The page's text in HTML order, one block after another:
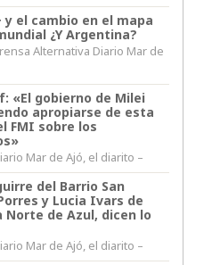
y el cambio en el mapa
¿Y Argentina?
Alternativa Diario Mar de
«El gobierno de Milei
apropiarse de esta
FMI sobre los
Mar de Ajó, el diarito –
del Barrio San
y Lucia Ivars de
Norte de Azul, dicen lo
Mar de Ajó, el diarito –